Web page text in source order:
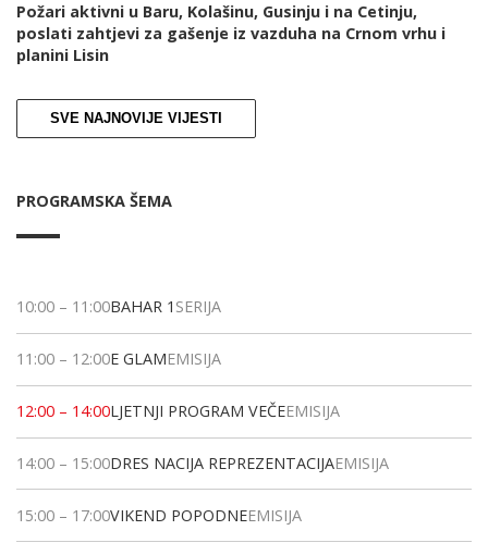
Požari aktivni u Baru, Kolašinu, Gusinju i na Cetinju,
poslati zahtjevi za gašenje iz vazduha na Crnom vrhu i
planini Lisin
SVE NAJNOVIJE VIJESTI
PROGRAMSKA ŠEMA
10:00 – 11:00BAHAR 1 SERIJA
11:00 – 12:00E GLAMEMISIJA
12:00 – 14:00LJETNJI PROGRAM VEČEEMISIJA
14:00 – 15:00DRES NACIJA REPREZENTACIJAEMISIJA
15:00 – 17:00VIKEND POPODNEEMISIJA